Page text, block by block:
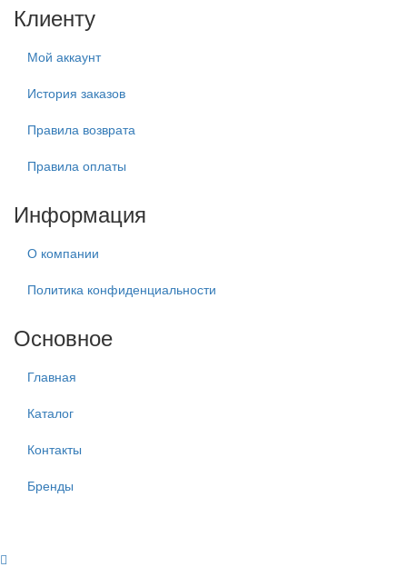
Клиенту
Мой аккаунт
История заказов
Правила возврата
Правила оплаты
Информация
О компании
Политика конфиденциальности
Основное
Главная
Каталог
Контакты
Бренды